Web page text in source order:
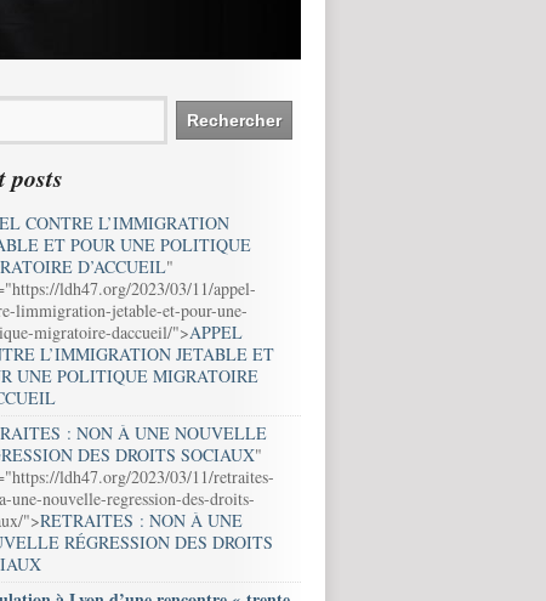
posts
CONTRE L’IMMIGRATION
ET POUR UNE POLITIQUE
D’ACCUEIL"
ldh47.org/2023/03/11/appel-
limmigration-jetable-et-pour-une-
migratoire-daccueil/">APPEL
L’IMMIGRATION JETABLE ET
UNE POLITIQUE MIGRATOIRE
: NON À UNE NOUVELLE
DES DROITS SOCIAUX"
ldh47.org/2023/03/11/retraites-
une-nouvelle-regression-des-droits-
">RETRAITES : NON À UNE
RÉGRESSION DES DROITS